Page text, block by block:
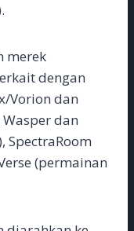
merek
dengan
Vorion dan
dan
SpectraRoom
(permainan